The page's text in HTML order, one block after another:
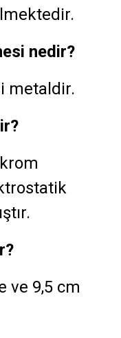
nedir?
metaldir.
ve 9,5 cm